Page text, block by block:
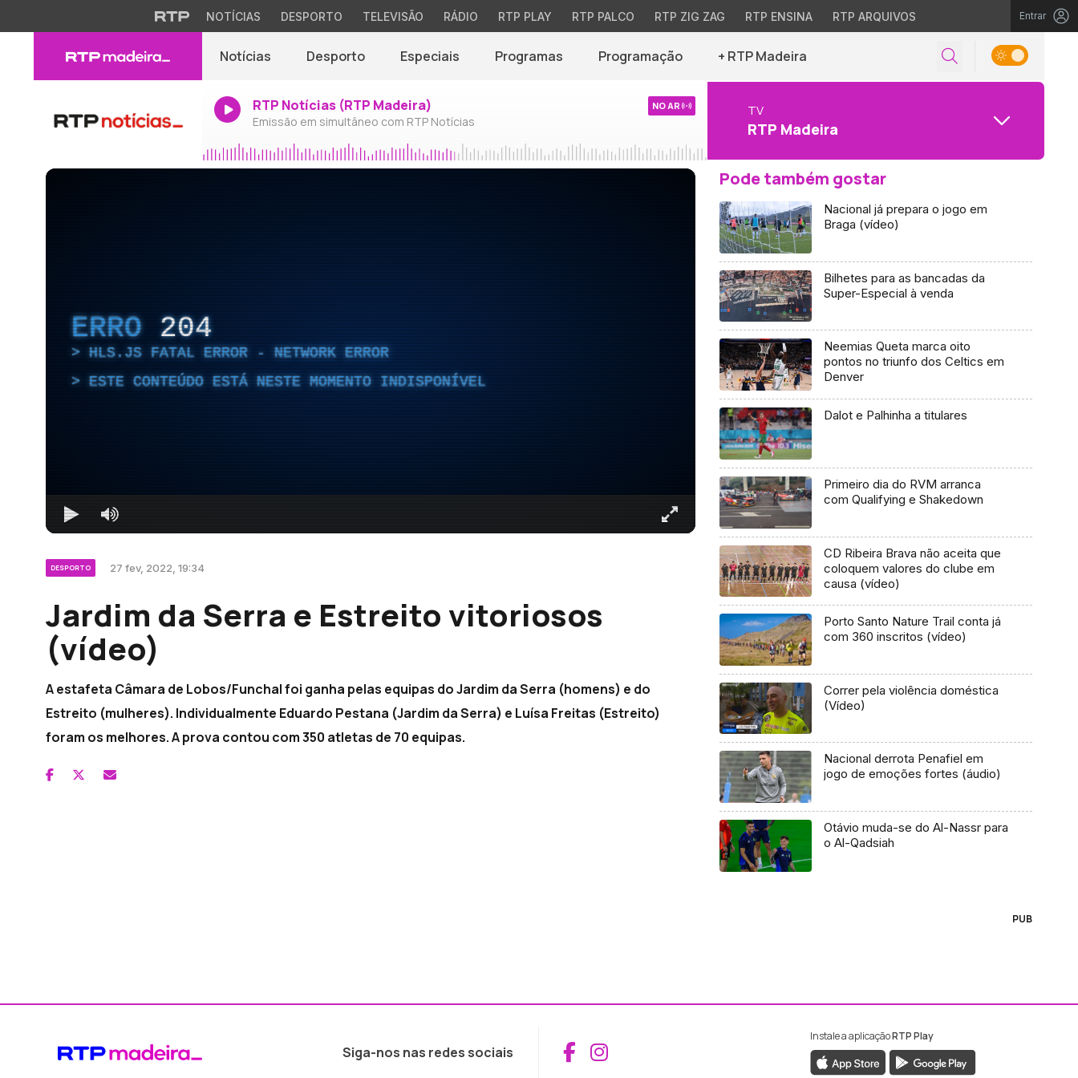
NOTÍCIAS DESPORTO TELEVISÃO RÁDIO RTP PLAY RTP PALCO RTP ZIG ZAG RTP ENSINA RTP ARQUIVOS Entrar
Notícias Desporto Especiais Programas Programação + RTP Madeira
RTP Notícias (RTP Madeira)
Emissão em simultâneo com RTP Notícias
NO AR TV
RTP Madeira
ERRO 204
HLS.JS FATAL ERROR - NETWORK ERROR
ESTE CONTEÚDO ESTÁ NESTE MOMENTO INDISPONÍVEL
DESPORTO 27 fev, 2022, 19:34
Jardim da Serra e Estreito vitoriosos
(vídeo)
A estafeta Câmara de Lobos/Funchal foi ganha pelas equipas do Jardim da Serra (homens) e do
Estreito (mulheres). Individualmente Eduardo Pestana (Jardim da Serra) e Luísa Freitas (Estreito)
foram os melhores. A prova contou com 350 atletas de 70 equipas.
Pode também gostar
Nacional já prepara o jogo em
Braga (vídeo)
Bilhetes para as bancadas da
Super-Especial à venda
Neemias Queta marca oito
pontos no triunfo dos Celtics em
Denver
Dalot e Palhinha a titulares
Primeiro dia do RVM arranca
com Qualifying e Shakedown
CD Ribeira Brava não aceita que
coloquem valores do clube em
causa (vídeo)
Porto Santo Nature Trail conta já
com 360 inscritos (vídeo)
Correr pela violência doméstica
(Vídeo)
Nacional derrota Penafiel em
jogo de emoções fortes (áudio)
Otávio muda-se do Al-Nassr para
o Al-Qadsiah
PUB
Siga-nos nas redes sociais Aceder ao Facebook da RTP Madeira
Aceder ao Instagram da RTP Madeira
Instale a aplicaçãoRTP Play